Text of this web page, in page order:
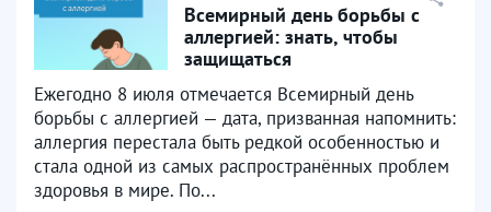
Всемирный день борьбы с
аллергией: знать, чтобы
защищаться
Ежегодно 8 июля отмечается Всемирный день
борьбы с аллергией — дата, призванная напомнить:
аллергия перестала быть редкой особенностью и
стала одной из самых распространённых проблем
здоровья в мире. По...